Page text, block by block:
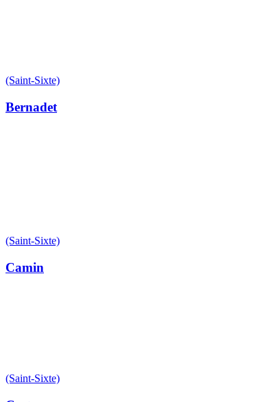
(Saint-Sixte)
Bernadet
(Saint-Sixte)
Camin
(Saint-Sixte)